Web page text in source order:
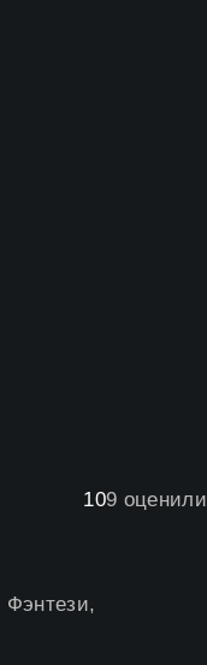
109 оценили
Фэнтези,